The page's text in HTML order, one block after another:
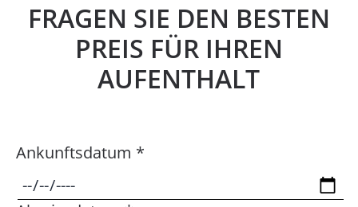
FRAGEN SIE DEN BESTEN
PREIS FÜR IHREN
AUFENTHALT
Ankunftsdatum *